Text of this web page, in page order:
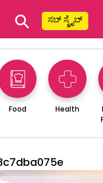
⚲ ಸಬ್ ಸ್ಕ್ರೈಬ್
Food Health